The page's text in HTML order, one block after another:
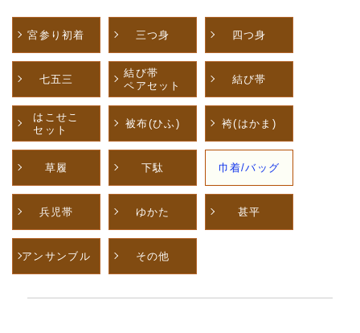
宮参り初着 三つ身 四つ身
七五三
結び帯
ペアセット
結び帯
はこせこ
セット
被布(ひふ) 袴(はかま)
草履 下駄 巾着/バッグ
兵児帯 ゆかた 甚平
アンサンブル その他